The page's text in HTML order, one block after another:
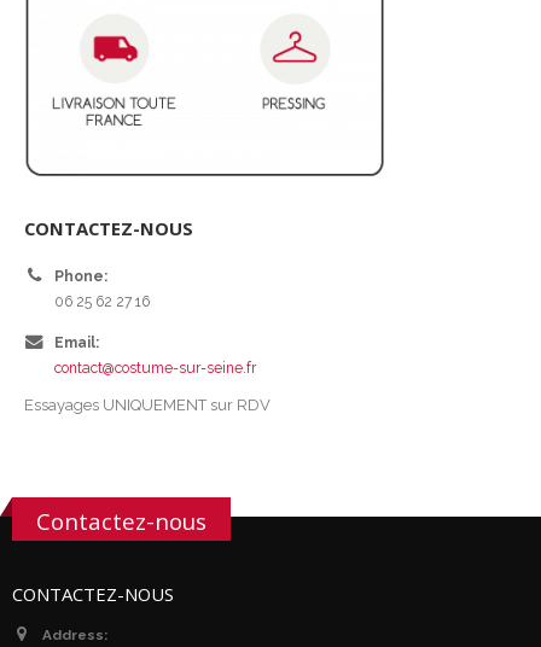
CONTACTEZ-NOUS
Phone:
06 25 62 27 16
Email:
contact@costume-sur-seine.fr
Essayages UNIQUEMENT sur RDV
Contactez-nous
CONTACTEZ-NOUS
Address: